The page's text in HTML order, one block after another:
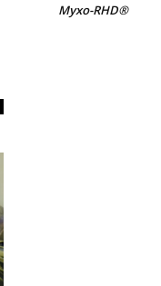
Myxo-RHD®